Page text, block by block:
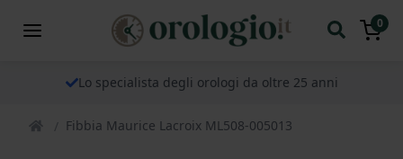
0
Lo specialista degli orologi da oltre 25 anni
Fibbia Maurice Lacroix ML508-005013